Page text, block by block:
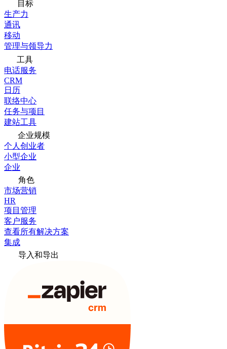
目标
生产力
通讯
移动
管理与领导力
工具
电话服务
CRM
日历
联络中心
任务与项目
建站工具
企业规模
个人创业者
小型企业
企业
角色
市场营销
HR
项目管理
客户服务
查看所有解决方案
集成
导入和导出